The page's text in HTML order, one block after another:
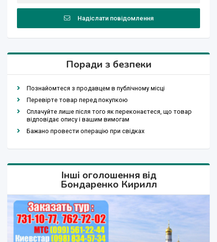
Надіслати повідомлення
Поради з безпеки
Познайомтеся з продавцем в публічному місці
Перевірте товар перед покупкою
Сплачуйте лише після того як переконаєтеся, що товар
відповідає опису і вашим вимогам
Бажано провести операцію при свідках
Інші оголошення від
Бондаренко Кирилл